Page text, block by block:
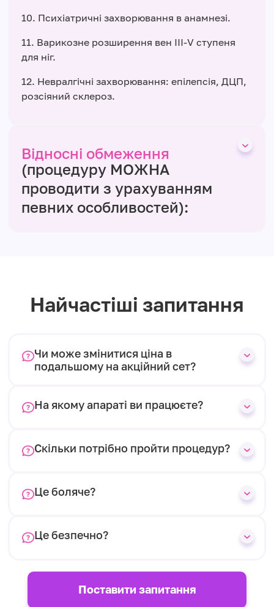
10. Психіатричні захворювання в анамнезі.
11. Варикозне розширення вен ІІІ-V ступеня
для ніг.
12. Невралгічні захворювання: епілепсія, ДЦП,
розсіяний склероз.
Відносні обмеження
(процедуру МОЖНА
проводити з урахуванням
певних особливостей):
Найчастіші запитання
Чи може змінитися ціна в
подальшому на акційний сет?
На якому апараті ви працюєте?
Скільки потрібно пройти процедур?
Це боляче?
Це безпечно?
Поставити запитання